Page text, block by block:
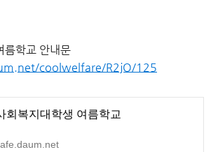
름학교 안내문
coolwelfare/R2jO/125
회복지대학생 여름학교